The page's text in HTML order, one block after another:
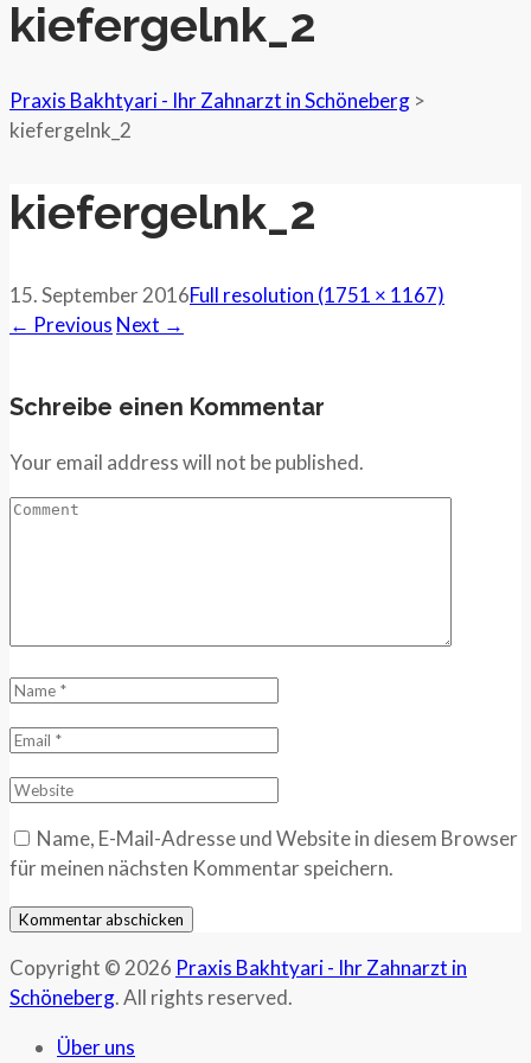
kiefergelnk_2
Praxis Bakhtyari - Ihr Zahnarzt in Schöneberg >
kiefergelnk_2
kiefergelnk_2
15. September 2016Full resolution (1751 × 1167)
← Previous Next →
Schreibe einen Kommentar
Your email address will not be published.
Name, E-Mail-Adresse und Website in diesem Browser
für meinen nächsten Kommentar speichern.
Copyright © 2026 Praxis Bakhtyari - Ihr Zahnarzt in
Schöneberg. All rights reserved.
Über uns